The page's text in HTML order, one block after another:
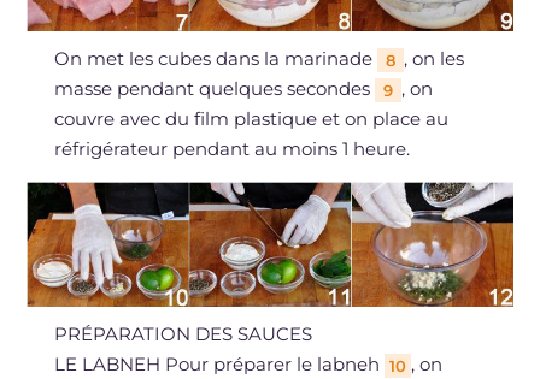
On met les cubes dans la marinade 8 , on les
masse pendant quelques secondes
9 , on
couvre avec du film plastique et on place au
réfrigérateur pendant au moins 1 heure.
PRÉPARATION DES SAUCES
LE LABNEH Pour préparer le labneh 10 , on